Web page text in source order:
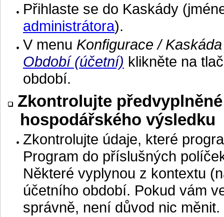
Přihlaste se do Kaskády
administrátora).
V menu Konfigurace /
Období (účetní) klikněte na
období.
Zkontrolujte
hospodářského výsledku
Zkontrolujte údaje, které
Program do příslušných
Některé vyplynou z kontextu
účetního období. Pokud vám
správně, není důvod nic měnit.